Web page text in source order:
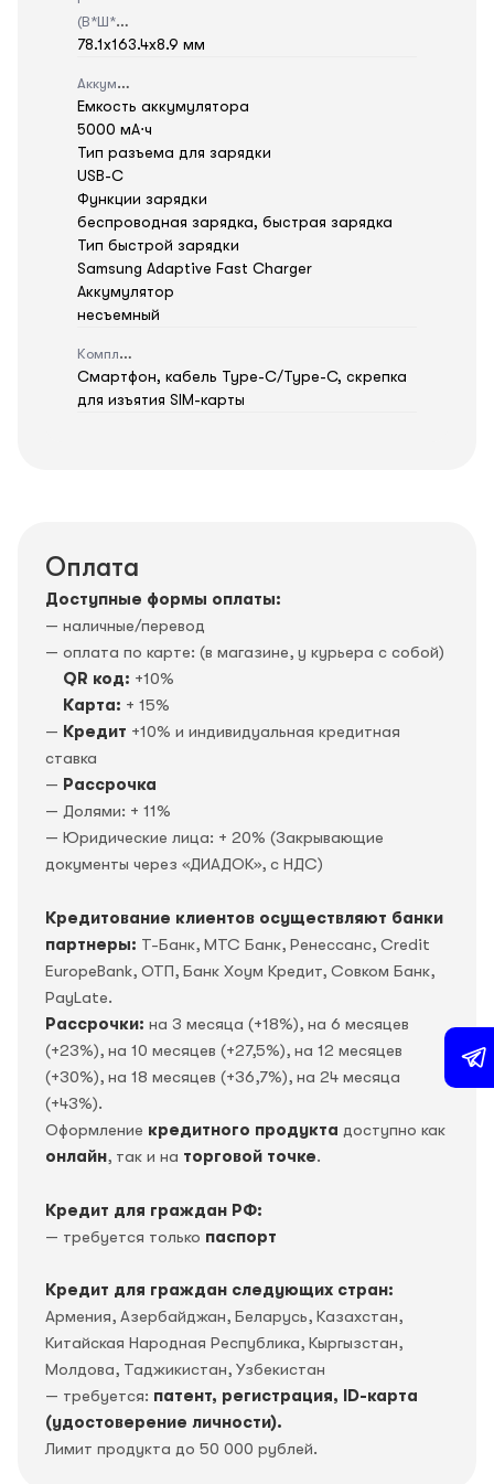
(В*Ш*Г)
78.1x163.4x8.9 мм
Аккумулятор
Емкость аккумулятора
5000 мА⋅ч
Тип разъема для зарядки
USB-C
Функции зарядки
беспроводная зарядка, быстрая зарядка
Тип быстрой зарядки
Samsung Adaptive Fast Charger
Аккумулятор
несъемный
Комплектация
Смартфон, кабель Type-C/Type-C, скрепка
для изъятия SIM-карты
Оплата
Доступные формы оплаты:
— наличные/перевод
— оплата по карте: (в магазине, у курьера с собой)
QR код: +10%
Карта: + 15%
— Кредит +10% и индивидуальная кредитная
ставка
— Рассрочка
— Долями: + 11%
— Юридические лица: + 20% (Закрывающие
документы через «ДИАДОК», c НДС)
Кредитование клиентов осуществляют банки
партнеры: Т-Банк, МТС Банк, Ренессанс, Credit
EuropeBank, OTП, Банк Хоум Кредит, Совком Банк,
PayLate.
Рассрочки: на 3 месяца (+18%), на 6 месяцев
(+23%), на 10 месяцев (+27,5%), на 12 месяцев
(+30%), на 18 месяцев (+36,7%), на 24 месяца
(+43%).
Оформление кредитного продукта доступно как
онлайн, так и на торговой точке.
Кредит для граждан РФ:
— требуется только паспорт
Кредит для граждан следующих стран:
Армения, Азербайджан, Беларусь, Казахстан,
Китайская Народная Республика, Кыргызстан,
Молдова, Таджикистан, Узбекистан
— требуется: патент, регистрация, ID-карта
(удостоверение личности).
Лимит продукта до 50 000 рублей.